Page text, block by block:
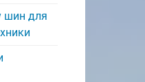
шин для